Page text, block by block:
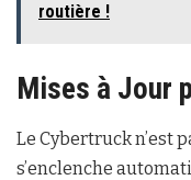
routière !
Mises à Jour
Le Cybertruck n’est
s’enclenche